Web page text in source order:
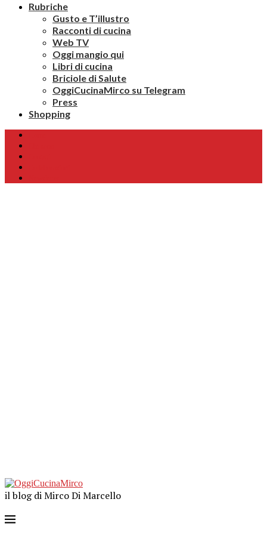
Rubriche
Gusto e T’illustro
Racconti di cucina
Web TV
Oggi mangio qui
Libri di cucina
Briciole di Salute
OggiCucinaMirco su Telegram
Press
Shopping
il blog di Mirco Di Marcello